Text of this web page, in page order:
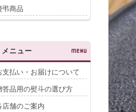
弔商品
メニュー MENU
支払い・お届けについて
答品用の熨斗の選び方
店舗のご案内